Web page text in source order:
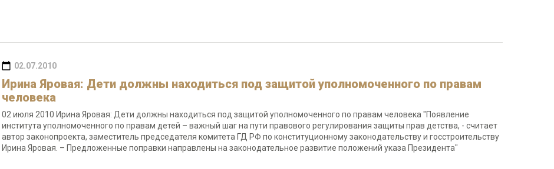
02.07.2010
Ирина Яровая: Дети должны находиться под защитой уполномоченного по правам
человека
02 июля 2010 Ирина Яровая: Дети должны находиться под защитой уполномоченного по правам человека "Появление
института уполномоченного по правам детей – важный шаг на пути правового регулирования защиты прав детства, - считает
автор законопроекта, заместитель председателя комитета ГД РФ по конституционному законодательству и госстроительству
Ирина Яровая. – Предложенные поправки направлены на законодательное развитие положений указа Президента"